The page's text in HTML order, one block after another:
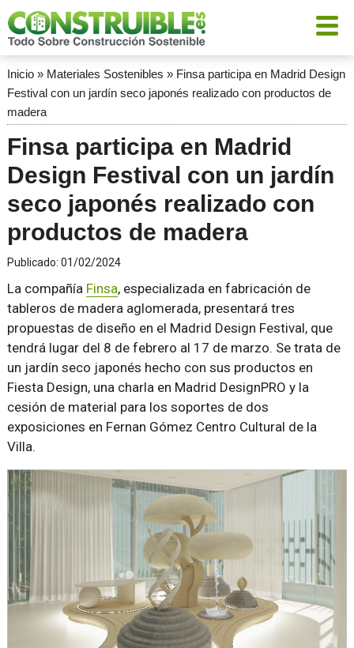
Inicio» Materiales Sostenibles » Finsa participa en Madrid Design
Festival con un jardín seco japonés realizado con productos de
madera
Finsa participa en Madrid
Design Festival con un jardín
seco japonés realizado con
productos de madera
Publicado: 01/02/2024
La compañía Finsa, especializada en fabricación de
tableros de madera aglomerada, presentará tres
propuestas de diseño en el Madrid Design Festival, que
tendrá lugar del 8 de febrero al 17 de marzo. Se trata de
un jardín seco japonés hecho con sus productos en
Fiesta Design, una charla en Madrid DesignPRO y la
cesión de material para los soportes de dos
exposiciones en Fernan Gómez Centro Cultural de la
Villa.